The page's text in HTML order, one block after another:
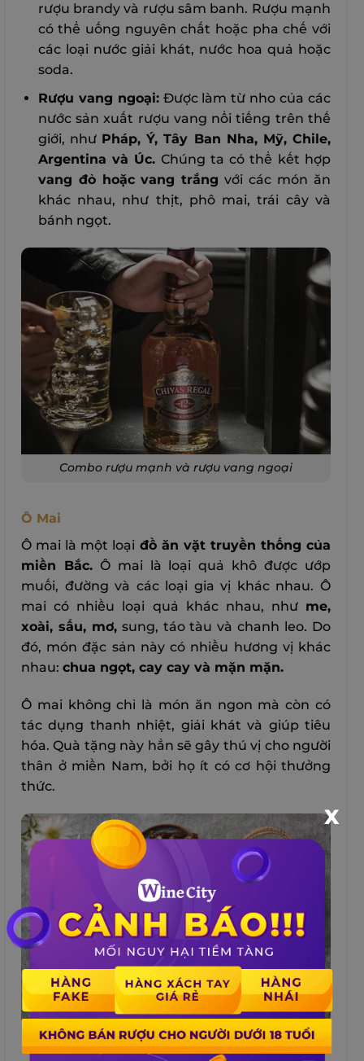
rượu brandy và rượu sâm banh. Rượu mạnh
có thể uống nguyên chất hoặc pha chế với
các loại nước giải khát, nước hoa quả hoặc
soda.
Rượu vang ngoại:Được làm từ nho của các
nước sản xuất rượu vang nổi tiếng trên thế
giới, như Pháp, Ý, Tây Ban Nha, Mỹ, Chile,
Argentina và Úc. Chúng ta có thể kết hợp
vang đỏ hoặc vang trắng với các món ăn
khác nhau, như thịt, phô mai, trái cây và
bánh ngọt.
Combo rượu mạnh và rượu vang ngoại
Ô Mai
Ô mai là một loại đồ ăn vặt truyền thống của
miền Bắc.Ô mai là loại quả khô được ướp
muối, đường và các loại gia vị khác nhau. Ô
mai có nhiều loại quả khác nhau, như me,
xoài, sấu, mơ,sung, táo tàu và chanh leo. Do
đó, món đặc sản này có nhiều hương vị khác
nhau: chua ngọt, cay cay và mặn mặn.
Ô mai không chỉ là món ăn ngon mà còn có
tác dụng thanh nhiệt, giải khát và giúp tiêu
hóa. Quà tặng này hẳn sẽ gây thú vị cho người
thân ở miền Nam, bởi họ ít có cơ hội thưởng
thức.
Ô mai
X